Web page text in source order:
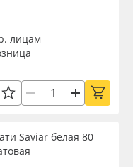
лицам
Saviar белая 80